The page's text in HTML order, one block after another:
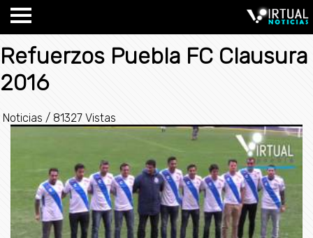
Refuerzos Puebla FC Clausura
2016
Noticias / 81327 Vistas